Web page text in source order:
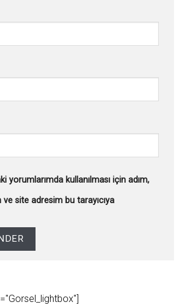
yorumlarımda kullanılması için adım,
site adresim bu tarayıcıya